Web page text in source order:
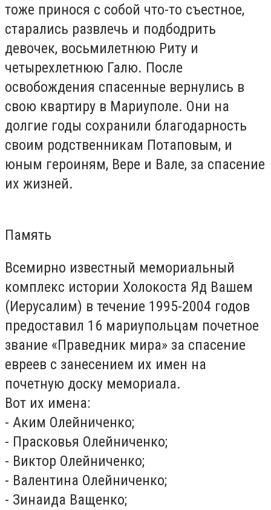
тоже принося с собой что-то съестное,
старались развлечь и подбодрить
девочек, восьмилетнюю Риту и
четырехлетнюю Галю. После
освобождения спасенные вернулись в
свою квартиру в Мариуполе. Они на
долгие годы сохранили благодарность
своим родственникам Потаповым, и
юным героиням, Вере и Вале, за спасение
их жизней.
Память
Всемирно известный мемориальный
комплекс истории Холокоста Яд Вашем
(Иерусалим) в течение 1995-2004 годов
предоставил 16 мариупольцам почетное
звание «Праведник мира» за спасение
евреев с занесением их имен на
почетную доску мемориала.
Вот их имена:
- Аким Олейниченко;
- Прасковья Олейниченко;
- Виктор Олейниченко;
- Валентина Олейниченко;
- Зинаида Ващенко;